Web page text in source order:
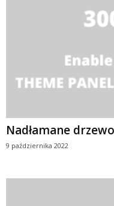
Nadłamane
9 października 2022